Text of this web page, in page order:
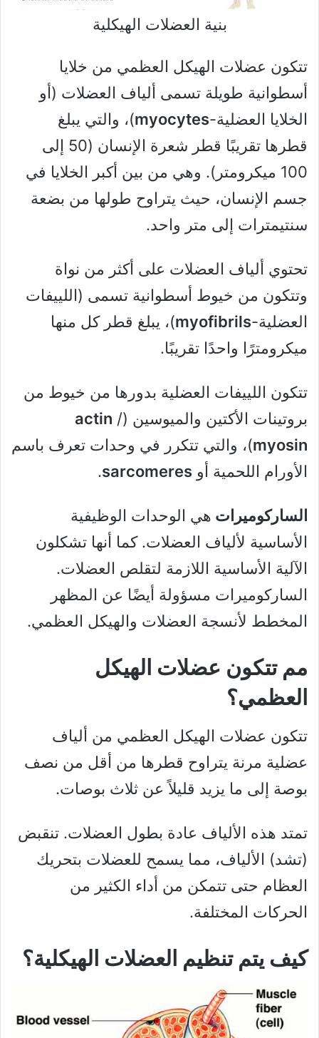
بنية العضلات الهيكلية
تتكون عضلات الهيكل العظمي من خلايا
أسطوانية طويلة تسمى ألياف العضلات (أو
الخلايا العضلية-myocytes)، والتي يبلغ
قطرها تقريبًا قطر شعرة الإنسان (50 إلى
100 ميكرومتر). وهي من بين أكبر الخلايا في
جسم الإنسان، حيث يتراوح طولها من بضعة
سنتيمترات إلى متر واحد.
تحتوي ألياف العضلات على أكثر من نواة
وتتكون من خيوط أسطوانية تسمى (اللييفات
العضلية-myofibrils)، يبلغ قطر كل منها
ميكرومترًا واحدًا تقريبًا.
تتكون اللييفات العضلية بدورها من خيوط من
بروتينات الأكتين والميوسين (
actin /
myosin)، والتي تتكرر في وحدات تعرف باسم
الأورام اللحمية أو sarcomeres
.
الساركوميرات هي الوحدات الوظيفية
الأساسية لألياف العضلات. كما أنها تشكلون
الآلية الأساسية اللازمة لتقلص العضلات.
الساركوميرات مسؤولة أيضًا عن المظهر
المخطط لأنسجة العضلات والهيكل العظمي.
مم تتكون عضلات الهيكل
العظمي؟
تتكون عضلات الهيكل العظمي من ألياف
عضلية مرنة يتراوح قطرها من أقل من نصف
بوصة إلى ما يزيد قليلاً عن ثلاث بوصات.
تمتد هذه الألياف عادة بطول العضلات. تنقبض
(تشد) الألياف، مما يسمح للعضلات بتحريك
العظام حتى تتمكن من أداء الكثير من
الحركات المختلفة.
كيف يتم تنظيم العضلات الهيكلية؟